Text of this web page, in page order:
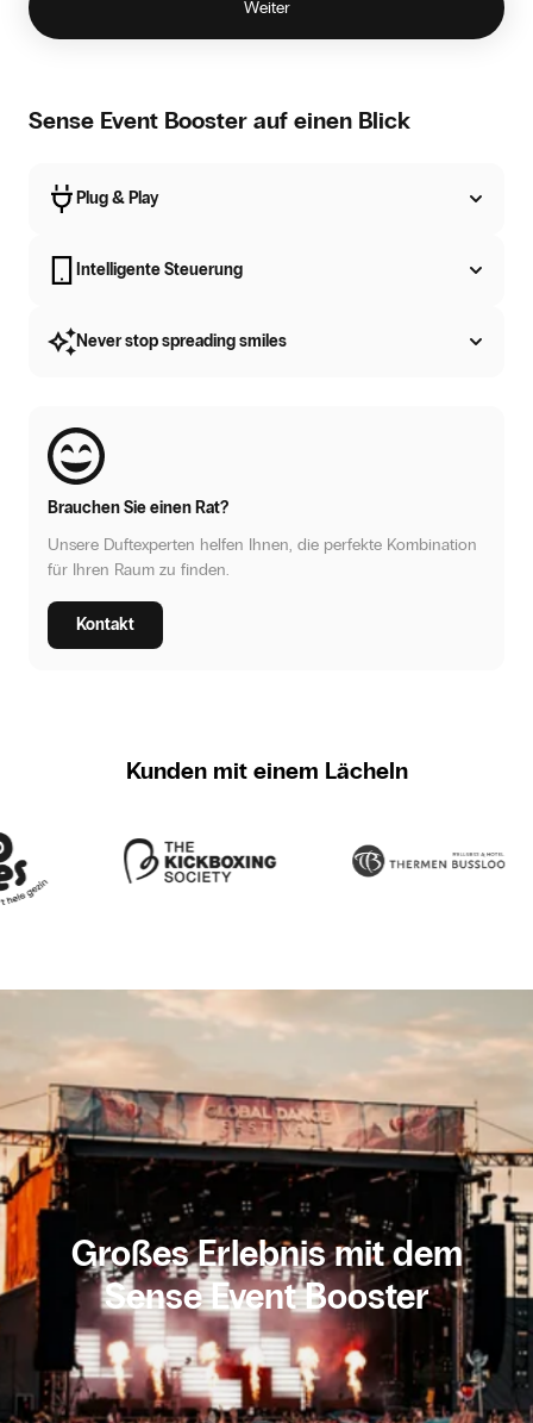
Weiter
Sense Event Booster auf einen Blick
Plug & Play
Intelligente Steuerung
Never stop spreading smiles
Brauchen Sie einen Rat?
Unsere Duftexperten helfen Ihnen, die perfekte Kombination
für Ihren Raum zu finden.
Kontakt
Kunden mit einem Lächeln
Großes Erlebnis mit dem
Sense Event Booster